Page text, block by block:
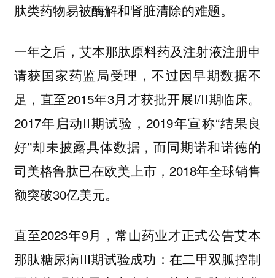
肽类药物易被酶解和肾脏清除的难题。
一年之后，艾本那肽原料药及注射液注册申
请获国家药监局受理，不过因早期数据不
足，直至2015年3月才获批开展I/II期临床。
2017年启动II期试验，2019年宣称“结果良
好”却未披露具体数据，而同期诺和诺德的
司美格鲁肽已在欧美上市，2018年全球销售
额突破30亿美元。
直至2023年9月，常山药业才正式公告艾本
那肽糖尿病III期试验成功：在二甲双胍控制